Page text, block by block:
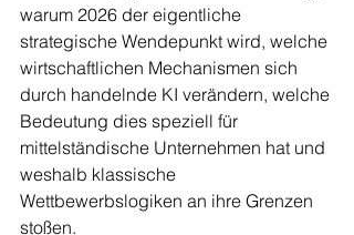
warum 2026 der eigentliche
strategische Wendepunkt wird, welche
wirtschaftlichen Mechanismen sich
durch handelnde KI verändern, welche
Bedeutung dies speziell für
mittelständische Unternehmen hat und
weshalb klassische
Wettbewerbslogiken an ihre Grenzen
stoßen.